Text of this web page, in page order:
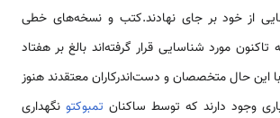
از خود بر جای نهادند.کتب و نسخه‌های خطی
تاکنون مورد شناسایی قرار گرفته‌اند بالغ بر هفتاد
این حال متخصصان و دست‌اندرکاران معتقدند هنوز
وجود دارند که توسط ساکنان تمبوکتو نگهداری